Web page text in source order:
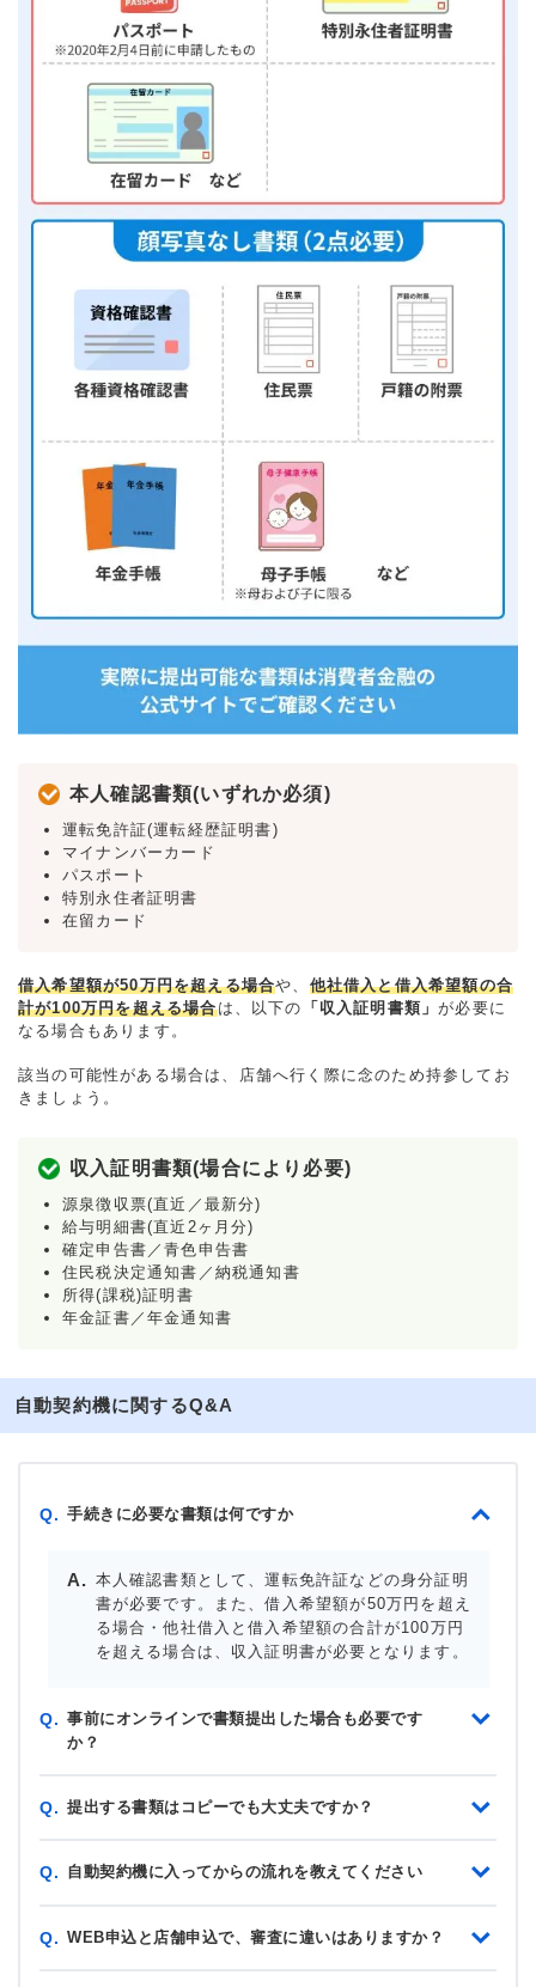
本人確認書類(いずれか必須)
運転免許証(運転経歴証明書)
マイナンバーカード
パスポート
特別永住者証明書
在留カード
借入希望額が50万円を超える場合や、 他社借入と借入希望額の合
計が100万円を超える場合は、以下の 「収入証明書類」が必要に
なる場合もあります。
該当の可能性がある場合は、店舗へ行く際に念のため持参してお
きましょう。
収入証明書類(場合により必要)
源泉徴収票(直近／最新分)
給与明細書(直近2ヶ月分)
確定申告書／青色申告書
住民税決定通知書／納税通知書
所得(課税)証明書
年金証書／年金通知書
自動契約機に関するQ&A
Q. 手続きに必要な書類は何ですか
本人確認書類として、運転免許証などの身分証明
書が必要です。また、借入希望額が50万円を超え
る場合・他社借入と借入希望額の合計が100万円
を超える場合は、収入証明書が必要となります。
Q. 事前にオンラインで書類提出した場合も必要です
か？
Q. 提出する書類はコピーでも大丈夫ですか？
Q. 自動契約機に入ってからの流れを教えてください
Q. WEB申込と店舗申込で、審査に違いはありますか？